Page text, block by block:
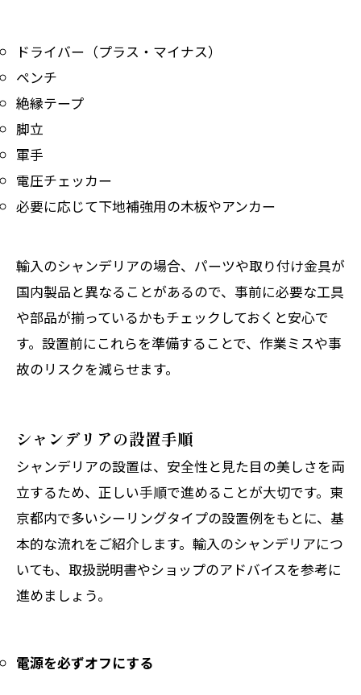
ドライバー（プラス・マイナス）
ペンチ
絶縁テープ
脚立
軍手
電圧チェッカー
必要に応じて下地補強用の木板やアンカー
輸入のシャンデリアの場合、パーツや取り付け金具が
国内製品と異なることがあるので、事前に必要な工具
や部品が揃っているかもチェックしておくと安心で
す。設置前にこれらを準備することで、作業ミスや事
故のリスクを減らせます。
シャンデリアの設置手順
シャンデリアの設置は、安全性と見た目の美しさを両
立するため、正しい手順で進めることが大切です。東
京都内で多いシーリングタイプの設置例をもとに、基
本的な流れをご紹介します。輸入のシャンデリアにつ
いても、取扱説明書やショップのアドバイスを参考に
進めましょう。
電源を必ずオフにする